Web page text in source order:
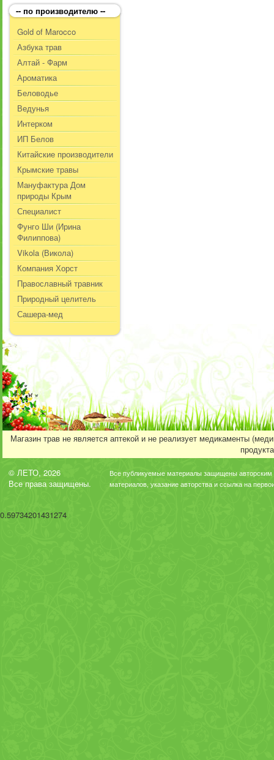
-- по производителю --
Gold of Marocco
Азбука трав
Алтай - Фарм
Ароматика
Беловодье
Ведунья
Интерком
ИП Белов
Китайские производители
Крымские травы
Мануфактура Дом
природы Крым
Специалист
Фунго Ши (Ирина
Филиппова)
Vikola (Викола)
Компания Хорст
Православный травник
Природный целитель
Сашера-мед
Магазин трав не является аптекой и не реализует медикаменты
© ЛЕТО, 2026
Все права защищены.
Все публикуемые материалы защищены авторским
материалов, указание авторства и ссылка на
0.59734201431274